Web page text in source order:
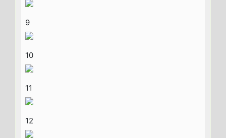
9
10
11
12